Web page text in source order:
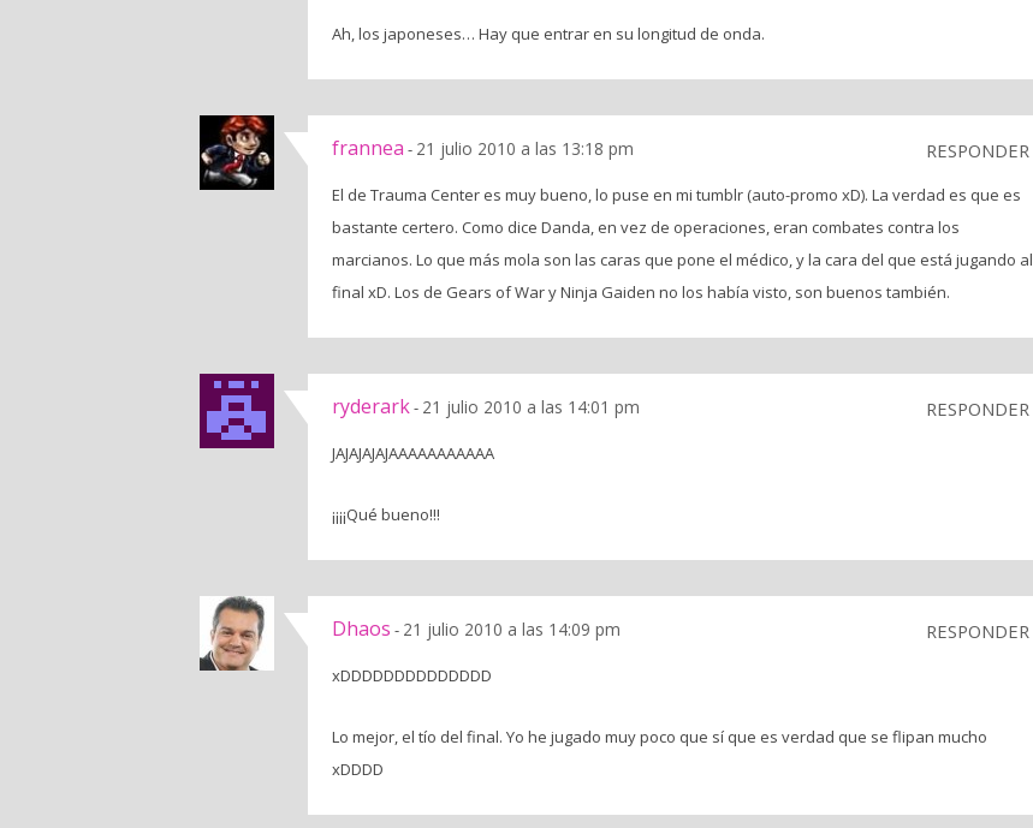
Ah, los japoneses… Hay que entrar en su longitud de onda.
frannea - 21 julio 2010 a las 13:18 pm RESPONDER
El de Trauma Center es muy bueno, lo puse en mi tumblr (auto-promo xD). La verdad es que es
bastante certero. Como dice Danda, en vez de operaciones, eran combates contra los
marcianos. Lo que más mola son las caras que pone el médico, y la cara del que está jugando al
final xD. Los de Gears of War y Ninja Gaiden no los había visto, son buenos también.
ryderark- 21 julio 2010 a las 14:01 pm RESPONDER
JAJAJAJAJAAAAAAAAAAA
¡¡¡¡Qué bueno!!!
Dhaos - 21 julio 2010 a las 14:09 pm RESPONDER
xDDDDDDDDDDDDDD
Lo mejor, el tío del final. Yo he jugado muy poco que sí que es verdad que se flipan mucho
xDDDD